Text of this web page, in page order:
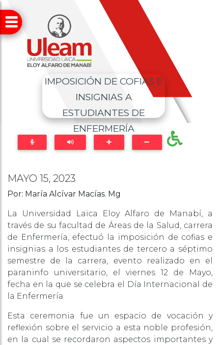
IMPOSICIÓN DE COFIAS E
INSIGNIAS A
ESTUDIANTES DE
ENFERMERÍA
MAYO 15, 2023
Por: María Alcívar Macías. Mg
La Universidad Laica Eloy Alfaro de Manabí, a
través de su facultad de Áreas de la Salud, carrera
de Enfermería, efectuó la imposición de cofias e
insignias a los estudiantes de tercero a séptimo
semestre de la carrera, evento realizado en el
paraninfo universitario, el viernes 12 de Mayo,
fecha en la que se celebra el Día Internacional de
la Enfermería
Esta ceremonia fue un espacio de vocación y
reflexión sobre el servicio a esta noble profesión,
en la cual se recordaron aspectos importantes y